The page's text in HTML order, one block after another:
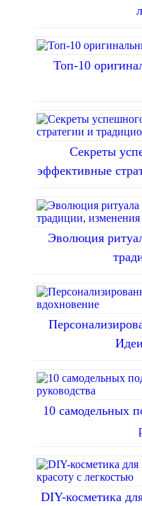
Топ-10
Секреты
эффективные
Эволюция
10 самодельных
DIY-косметика